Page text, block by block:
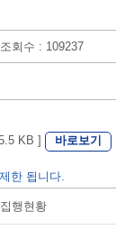
조회수 : 109237
KB ]
바로보기
한 됩니다.
행현황